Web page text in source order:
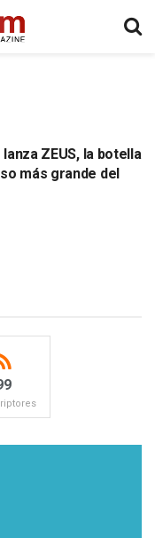
ZEUS, la botella
más grande del